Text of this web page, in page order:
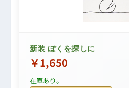
新装 ぼくを探しに
￥1,650
在庫あり。